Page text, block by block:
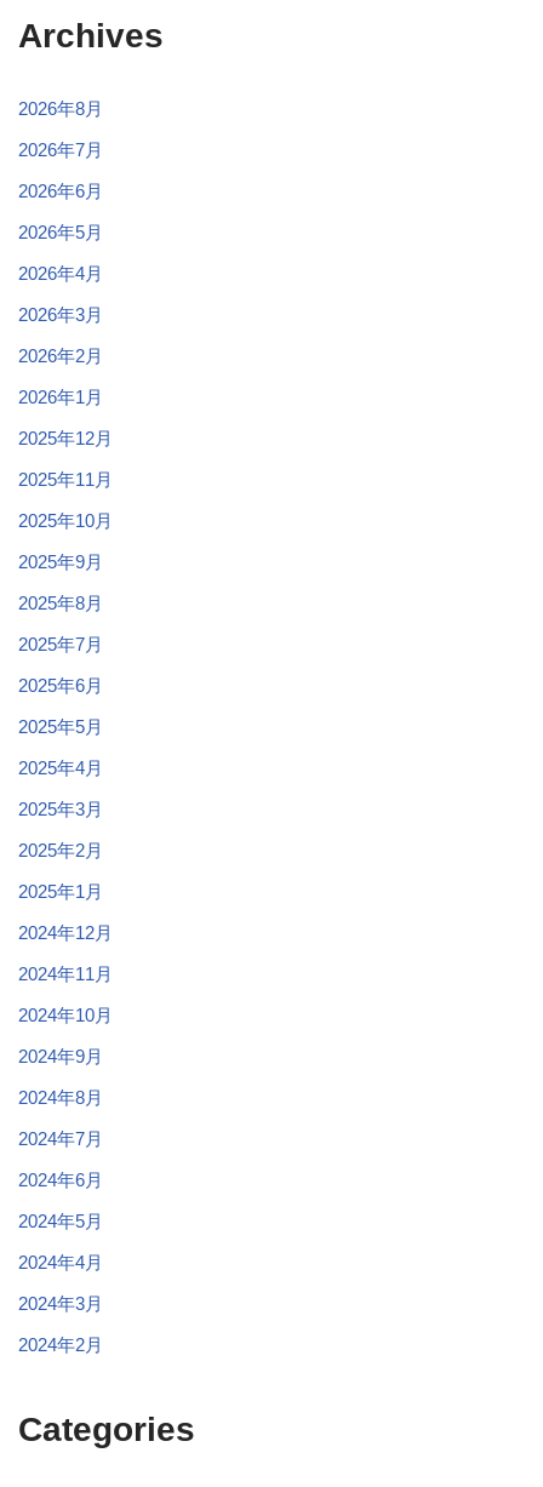
Archives
2026年8月
2026年7月
2026年6月
2026年5月
2026年4月
2026年3月
2026年2月
2026年1月
2025年12月
2025年11月
2025年10月
2025年9月
2025年8月
2025年7月
2025年6月
2025年5月
2025年4月
2025年3月
2025年2月
2025年1月
2024年12月
2024年11月
2024年10月
2024年9月
2024年8月
2024年7月
2024年6月
2024年5月
2024年4月
2024年3月
2024年2月
Categories